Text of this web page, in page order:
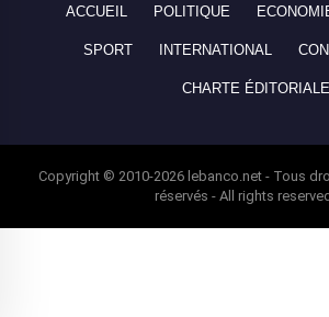
ACCUEIL POLITIQUE
SPORT INTERNATIONAL
CHARTE ÉDITORIALE
Copyright © 2010-2026 lebanco.net - Tous
réservés - All rights reserved.